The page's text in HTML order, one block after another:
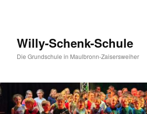
Willy-Schenk-Schule
Die Grundschule in Maulbronn-Zaisersweiher